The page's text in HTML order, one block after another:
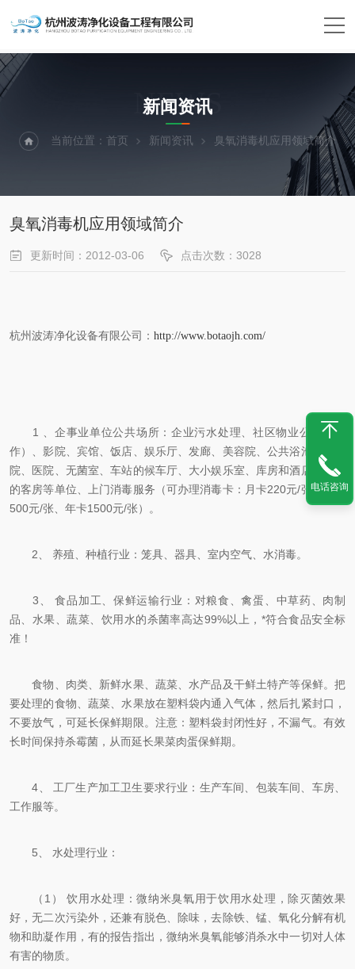
NEWS
新闻资讯
当前位置： 首页 新闻资讯 臭氧消毒机应用领域简介
臭氧消毒机应用领域简介
更新时间：2012-03-06 点击次数：3028
杭州波涛净化设备有限公司： http://www.botaojh.com/
1 、企事业单位公共场所：企业污水处理、社区物业公司（合
作）、影院、宾馆、饭店、娱乐厅、发廊、美容院、公共浴池、疗养
院、医院、无菌室、车站的候车厅、大小娱乐室、库房和酒店、宾馆
的客房等单位、上门消毒服务（可办理消毒卡：月卡220元/张、季卡
500元/张、年卡1500元/张）。
2、 养殖、种植行业：笼具、器具、室内空气、水消毒。
3、 食品加工、保鲜运输行业：对粮食、禽蛋、中草药、肉制
品、水果、蔬菜、饮用水的杀菌率高达99%以上，*符合食品安全标
准！
食物、肉类、新鲜水果、蔬菜、水产品及干鲜土特产等保鲜。把
要处理的食物、蔬菜、水果放在塑料袋内通入气体，然后扎紧封口，
不要放气，可延长保鲜期限。注意：塑料袋封闭性好，不漏气。有效
长时间保持杀霉菌，从而延长果菜肉蛋保鲜期。
4、 工厂生产加工卫生要求行业：生产车间、包装车间、车房、
工作服等。
5、 水处理行业：
（1） 饮用水处理：微纳米臭氧用于饮用水处理，除灭菌效果
好，无二次污染外，还兼有脱色、除味，去除铁、锰、氧化分解有机
物和助凝作用，有的报告指出，微纳米臭氧能够消杀水中一切对人体
有害的物质。
电话咨询